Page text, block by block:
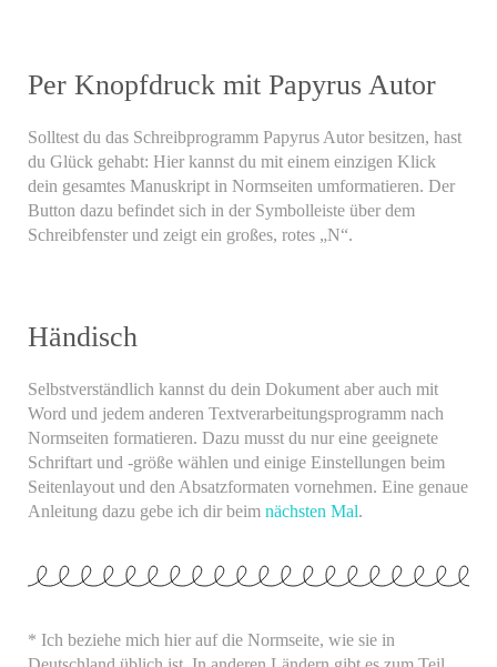
Per Knopfdruck mit Papyrus Autor
Solltest du das Schreibprogramm Papyrus Autor besitzen, hast
du Glück gehabt: Hier kannst du mit einem einzigen Klick
dein gesamtes Manuskript in Normseiten umformatieren. Der
Button dazu befindet sich in der Symbolleiste über dem
Schreibfenster und zeigt ein großes, rotes „N“.
Händisch
Selbstverständlich kannst du dein Dokument aber auch mit
Word und jedem anderen Textverarbeitungsprogramm nach
Normseiten formatieren. Dazu musst du nur eine geeignete
Schriftart und -größe wählen und einige Einstellungen beim
Seitenlayout und den Absatzformaten vornehmen. Eine genaue
Anleitung dazu gebe ich dir beim nächsten Mal.
* Ich beziehe mich hier auf die Normseite, wie sie in